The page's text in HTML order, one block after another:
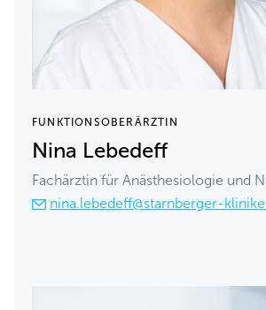
FUNKTIONSOBERÄRZTIN
Nina Lebedeff
Fachärztin für Anästhesiologie und
nina.lebedeff@starnberger-